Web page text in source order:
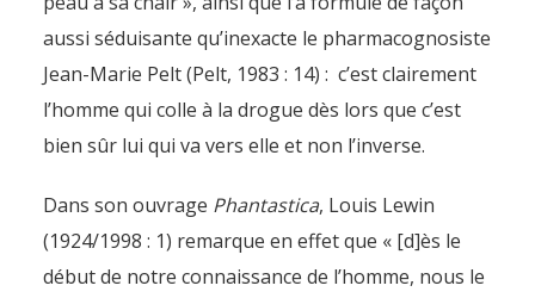
aussi séduisante qu’inexacte le pharmacognosiste
Jean-Marie Pelt (Pelt, 1983 : 14) : c’est clairement
l’homme qui colle à la drogue dès lors que c’est
bien sûr lui qui va vers elle et non l’inverse.
Dans son ouvrage Phantastica, Louis Lewin
(1924/1998 : 1) remarque en effet que « [d]ès le
début de notre connaissance de l’homme, nous le